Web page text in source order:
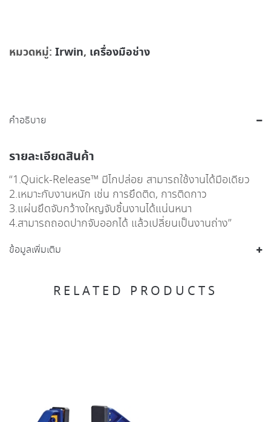
หมวดหมู่: Irwin, เครื่องมือช่าง
คำอธิบาย
รายละเอียดสินค้า
“1.Quick-Release™ มีไกปล่อย สามารถใช้งานได้มือเดียว
2.เหมาะกับงานหนัก เช่น การยึดติด, การติดกาว
3.แผ่นยึดจับกว้างใหญจับชิ้นงานได้แน่นหนา
4.สามารถถอดปากจับออกได้ แล้วเปลี่ยนเป็นงานถ่าง”
ข้อมูลเพิ่มเติม
RELATED PRODUCTS